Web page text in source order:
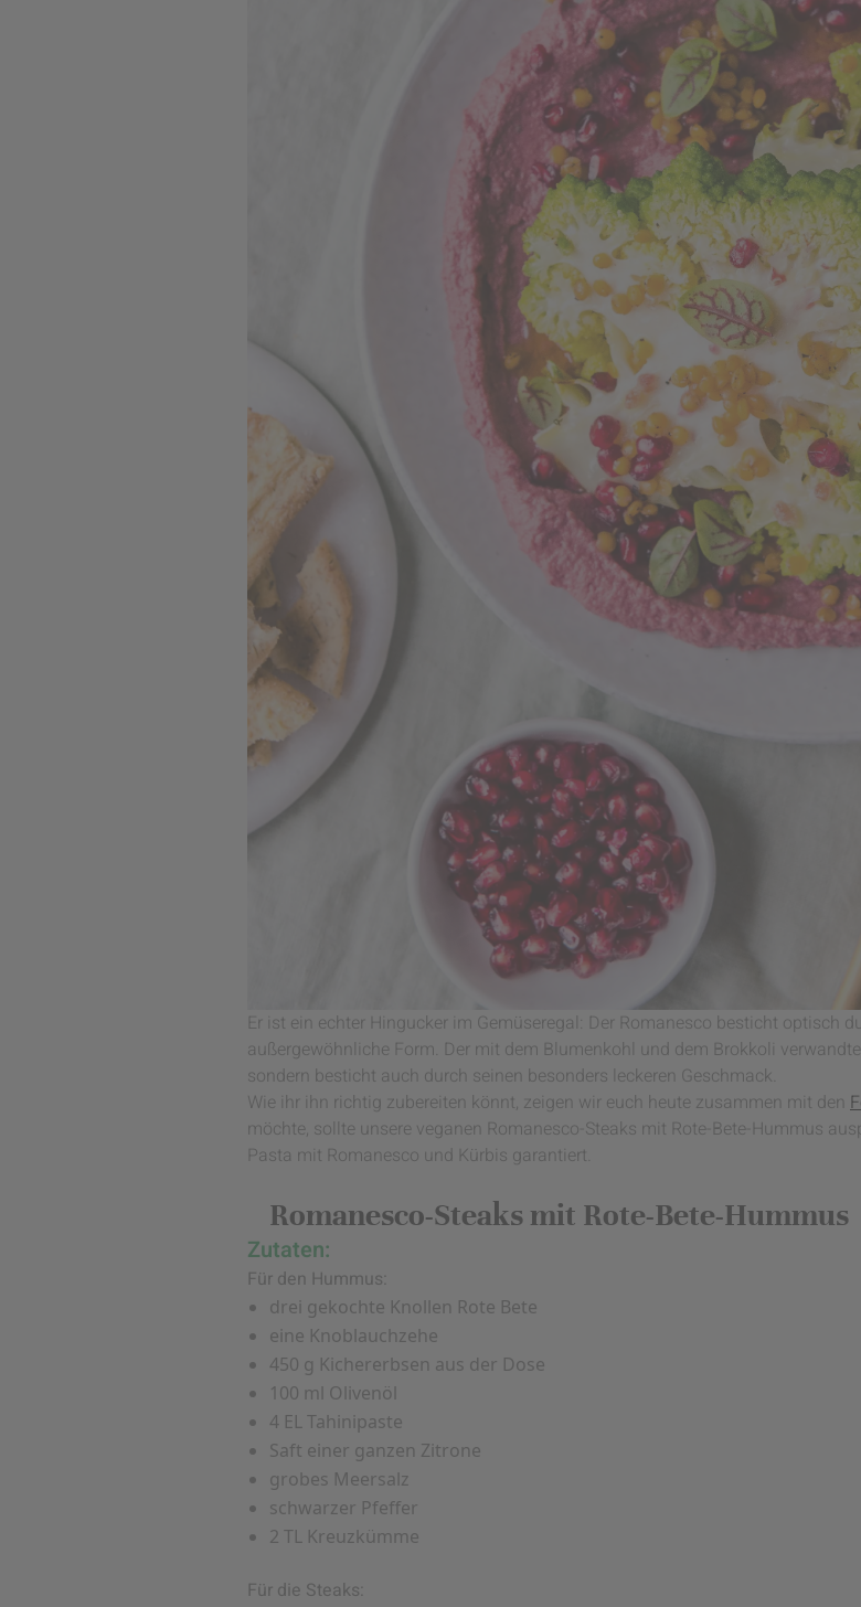
Er ist ein echter Hingucker im Gemüseregal: Der Romanesco besticht optisch
außergewöhnliche Form. Der mit dem Blumenkohl und dem Brokkoli
sondern besticht auch durch seinen besonders leckeren Geschmack.
Wie ihr ihn richtig zubereiten könnt, zeigen wir euch heute zusammen mit den
möchte, sollte unsere veganen Romanesco-Steaks mit Rote-Bete-Hummus
Pasta mit Romanesco und Kürbis garantiert.
Romanesco-Steaks mit Rote-Bete-Hummus
Zutaten:
Für den Hummus:
drei gekochte Knollen Rote Bete
eine Knoblauchzehe
450 g Kichererbsen aus der Dose
100 ml Olivenöl
4 EL Tahinipaste
Saft einer ganzen Zitrone
grobes Meersalz
schwarzer Pfeffer
2 TL Kreuzkümme
Für die Steaks: